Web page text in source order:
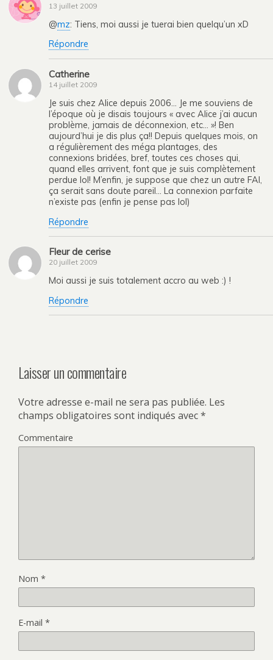
13 juillet 2009
@mz: Tiens, moi aussi je tuerai bien quelqu’un xD
Répondre
Catherine
14 juillet 2009
Je suis chez Alice depuis 2006… Je me souviens de
l’époque où je disais toujours « avec Alice j’ai aucun
problème, jamais de déconnexion, etc… »! Ben
aujourd’hui je dis plus ça!! Depuis quelques mois, on
a régulièrement des méga plantages, des
connexions bridées, bref, toutes ces choses qui,
quand elles arrivent, font que je suis complètement
perdue lol! M’enfin, je suppose que chez un autre FAI,
ça serait sans doute pareil… La connexion parfaite
n’existe pas (enfin je pense pas lol)
Répondre
Fleur de cerise
20 juillet 2009
Moi aussi je suis totalement accro au web :) !
Répondre
Laisser un commentaire
Votre adresse e-mail ne sera pas publiée. Les
champs obligatoires sont indiqués avec*
Commentaire
Nom *
E-mail *